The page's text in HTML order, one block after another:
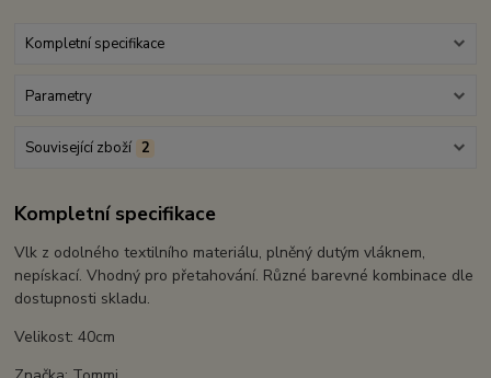
Kompletní specifikace
Parametry
Související zboží 2
Kompletní specifikace
Vlk z odolného textilního materiálu, plněný dutým vláknem,
nepískací. Vhodný pro přetahování. Různé barevné kombinace dle
dostupnosti skladu.
Velikost: 40cm